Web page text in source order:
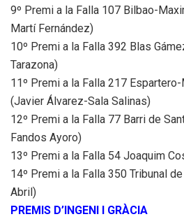
9º Premi a la Falla 107 Bilbao-
Martí Fernández)
10º Premi a la Falla 392 Blas
Tarazona)
11º Premi a la Falla 217
(Javier Álvarez-Sala Salinas)
12º Premi a la Falla 77 Barri de
Fandos Ayoro)
13º Premi a la Falla 54 Joaquim
14º Premi a la Falla 350 Tribunal
Abril)
PREMIS D’INGENI I GRÀCIA